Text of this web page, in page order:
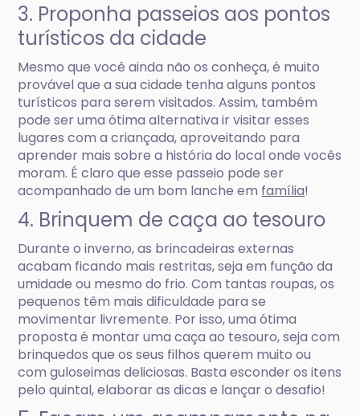
3. Proponha passeios aos pontos
turísticos da cidade
Mesmo que você ainda não os conheça, é muito
provável que a sua cidade tenha alguns pontos
turísticos para serem visitados. Assim, também
pode ser uma ótima alternativa ir visitar esses
lugares com a criançada, aproveitando para
aprender mais sobre a história do local onde vocês
moram. É claro que esse passeio pode ser
acompanhado de um bom lanche em família!
4. Brinquem de caça ao tesouro
Durante o inverno, as brincadeiras externas
acabam ficando mais restritas, seja em função da
umidade ou mesmo do frio. Com tantas roupas, os
pequenos têm mais dificuldade para se
movimentar livremente. Por isso, uma ótima
proposta é montar uma caça ao tesouro, seja com
brinquedos que os seus filhos querem muito ou
com guloseimas deliciosas. Basta esconder os itens
pelo quintal, elaborar as dicas e lançar o desafio!